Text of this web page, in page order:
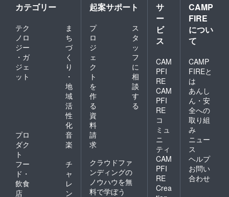
カテゴリー
テク
ノロ
ジー
・ガ
ジェ
ット
ま
ち
づ
く
り
・
地
域
活
性
化
プロ
ダク
ト
音
楽
フー
ド・
飲食
店
チ
ャ
レ
ン
起案サポート
プ
ロ
ジ
ェ
ク
ト
を
作
る
ス
タ
ッ
フ
に
相
談
す
る
資
料
請
求
クラウドファ
ンディングの
ノウハウを無
料で学ぼう
サ
ー
ビ
ス
CAM
PFI
RE
CAM
PFI
RE
コ
ミュ
ニ
ティ
CAM
PFI
RE
Crea
CAMP
FIRE
につい
て
CAMP
FIREと
は
あんし
ん・安
全への
取り組
み
ニュー
ス
ヘルプ
お問い
合わせ